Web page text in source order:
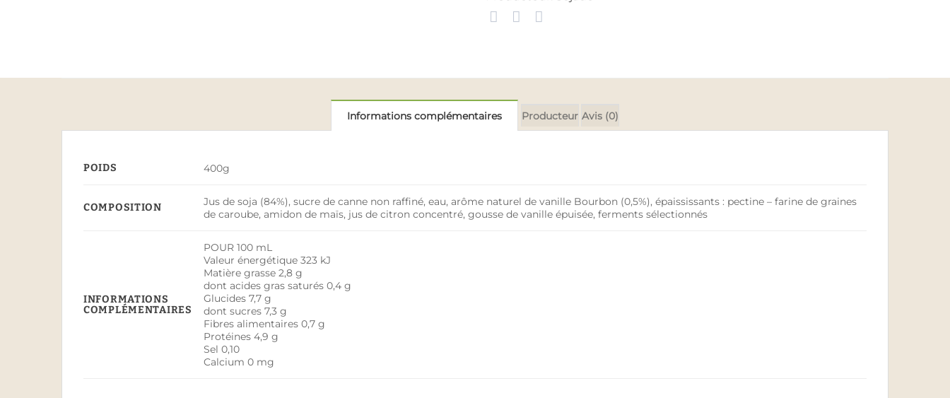
Informations complémentaires Producteur Avis (0)
POIDS 400g
COMPOSITION
Jus de soja (84%), sucre de canne non raffiné, eau, arôme naturel de vanille Bourbon (0,5%), épaississants : pectine – farine de graines
de caroube, amidon de maïs, jus de citron concentré, gousse de vanille épuisée, ferments sélectionnés
INFORMATIONS
COMPLÉMENTAIRES
POUR 100 mL
Valeur énergétique 323 kJ
Matière grasse 2,8 g
dont acides gras saturés 0,4 g
Glucides 7,7 g
dont sucres 7,3 g
Fibres alimentaires 0,7 g
Protéines 4,9 g
Sel 0,10
Calcium 0 mg